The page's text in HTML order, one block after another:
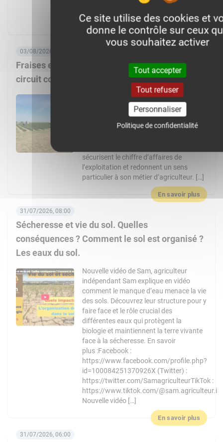
expliquant la […]
En savoir plus
Fraises et asperges pour créer de la valeur en
circuit court
03/08/2026, 06:00
En s’installant il y a 10 ans sur la ferme
familiale, Édouard Lhotte a fait le choix
de diversifier l’exploitation avec des
cultures à haute valeur ajoutée, et une
sécurisent le chiffre d’affaires de
l’exploitation et redonnent un sens
particulier à son métier d’agriculteur. […]
En savoir plus
Sécheresse et vie du sol. Quelles
conséquences ? Comment le sol est organisé ?
Les eaux du sol.
31/07/2026, 08:00
Nouvelle vidéo de Sam, agriculteur
indépendant Sam explique en vidéo
comment le manque d’eau menace la vie
des sols. Découvrez leur structure pour y
faire face et le rôle crucial des
différentes eaux qui protègent la
biologie et maintiennent la terre vivante
face à la sécheresse. En savoir
plus :Facebook :
https://www.facebook.com/profile.php?
id=100084251370926X (Twitter) :
https://twitter.com/SamagriculteurTikTok :
https://www.tiktok.com/@sam.agriculteur.i
Nouvelle vidéo […]
En savoir plus
31/07/2026, 06:00
Ce site utilise des cookies et
donne le contrôle sur ceux
vous souhaitez activer
Tout accepter
Tout refuser
Personnaliser
Politique de confidentialité